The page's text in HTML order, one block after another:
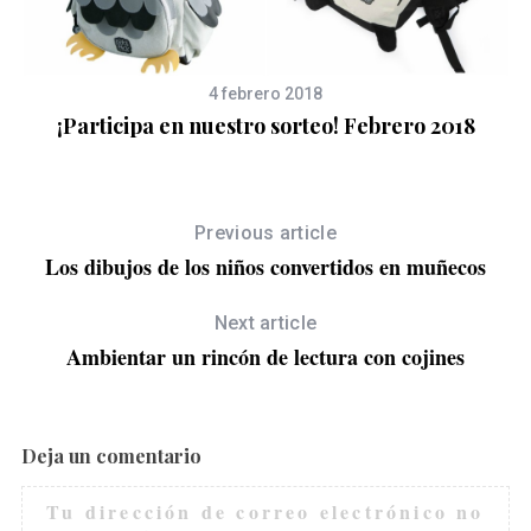
4 febrero 2018
¡Participa en nuestro sorteo! Febrero 2018
Previous article
Los dibujos de los niños convertidos en muñecos
Next article
Ambientar un rincón de lectura con cojines
Deja un comentario
Tu dirección de correo electrónico no
e